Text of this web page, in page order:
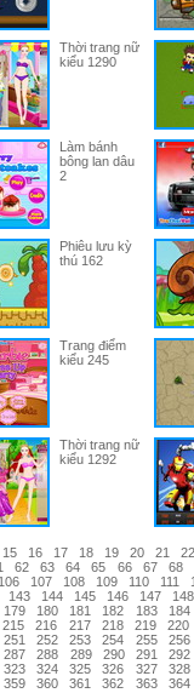
Thời trang nữ
kiểu 1290
Làm bánh
bông lan dâu
2
Phiêu lưu kỳ
thú 162
Trang điểm
kiểu 245
Thời trang nữ
kiểu 1292
15 16 17 18 19 20 21
22
62 63 64 65 66 67
68
106 107 108 109 110 111
143 144 145 146 147
148
179 180 181 182 183
184
215 216 217 218 219
220
251 252 253 254 255
256
287 288 289 290 291
292
323 324 325 326 327
328
359 360 361 362 363
364